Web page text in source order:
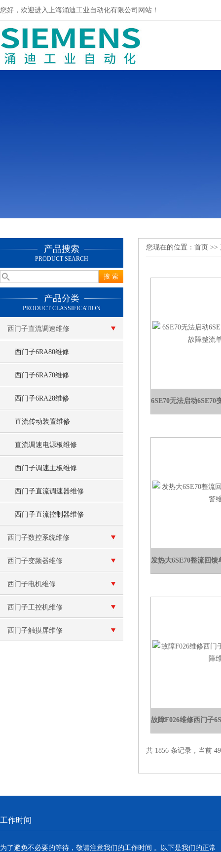
您好，欢迎进入上海涌迪工业自动化有限公司网站！
产品搜索
PRODUCT SEARCH
产品分类
PRODUCT CLASSIFICATION
西门子直流调速维修
西门子6RA80维修
西门子6RA70维修
西门子6RA28维修
直流传动装置维修
直流调速电源板维修
西门子调速主板维修
西门子直流调速器维修
西门子直流控制器维修
西门子数控系统维修
西门子变频器维修
西门子电机维修
西门子工控机维修
西门子触摸屏维修
您现在的位置： 首页 >>
共 1856 条记录，当前
工作时间
为了避免不必要的等待，敬请注意我们的工作时间 。以下是我们的正常